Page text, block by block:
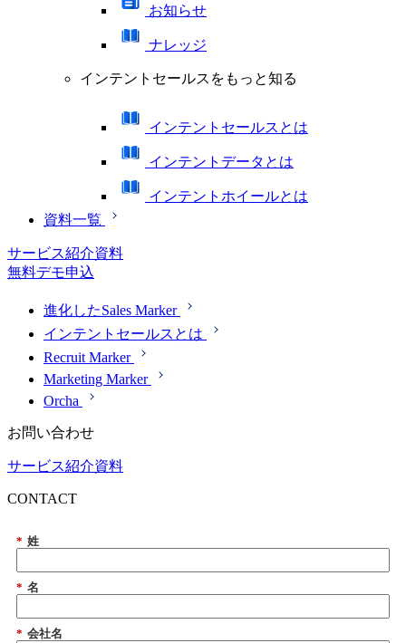
お知らせ
ナレッジ
インテントセールスをもっと知る
インテントセールスとは
インテントデータとは
インテントホイールとは
資料一覧
サービス紹介資料
無料デモ申込
進化したSales Marker
インテントセールスとは
Recruit Marker
Marketing Marker
Orcha
お問い合わせ
サービス紹介資料
CONTACT
* 姓
* 名
* 会社名